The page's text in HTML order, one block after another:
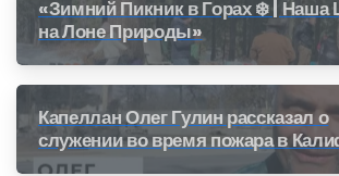
«Зимний Пикник в Горах ❄️ | Наша
на Лоне Природы»
Капеллан Олег Гулин рассказал о
служении во время пожара в